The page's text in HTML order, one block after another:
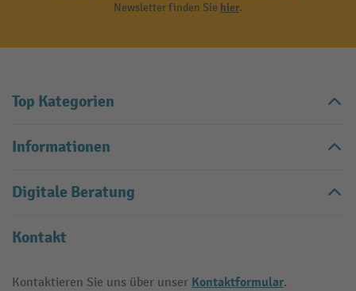
Newsletter finden Sie hier.
Top Kategorien
Informationen
Digitale Beratung
Kontakt
Kontaktieren Sie uns über unser Kontaktformular.